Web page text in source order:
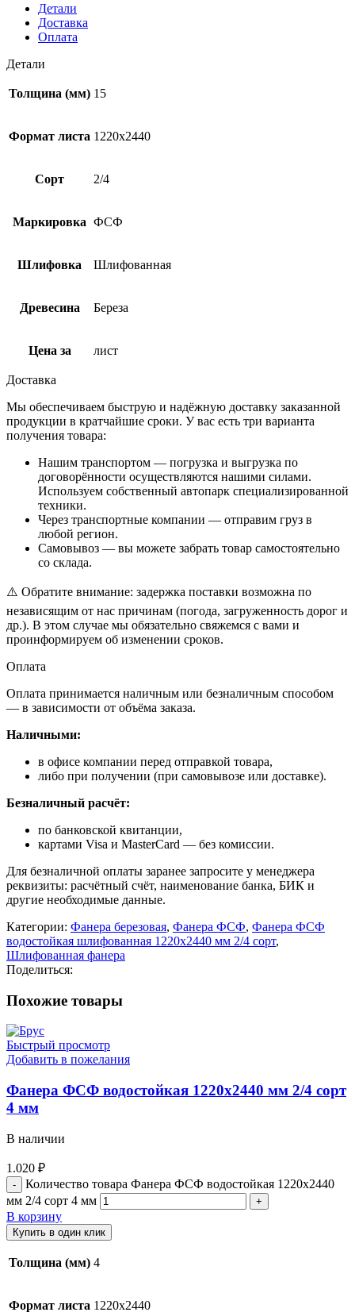
Детали
Доставка
Оплата
Детали
Толщина (мм) 15
Формат листа 1220х2440
Сорт 2/4
Маркировка ФСФ
Шлифовка Шлифованная
Древесина Береза
Цена за лист
Доставка
Мы обеспечиваем быструю и надёжную доставку заказанной
продукции в кратчайшие сроки. У вас есть три варианта
получения товара:
Нашим транспортом — погрузка и выгрузка по
договорённости осуществляются нашими силами.
Используем собственный автопарк специализированной
техники.
Через транспортные компании — отправим груз в
любой регион.
Самовывоз — вы можете забрать товар самостоятельно
со склада.
⚠️ Обратите внимание: задержка поставки возможна по
независящим от нас причинам (погода, загруженность дорог и
др.). В этом случае мы обязательно свяжемся с вами и
проинформируем об изменении сроков.
Оплата
Оплата принимается наличным или безналичным способом
— в зависимости от объёма заказа.
Наличными:
в офисе компании перед отправкой товара,
либо при получении (при самовывозе или доставке).
Безналичный расчёт:
по банковской квитанции,
картами Visa и MasterCard — без комиссии.
Для безналичной оплаты заранее запросите у менеджера
реквизиты: расчётный счёт, наименование банка, БИК и
другие необходимые данные.
Категории: Фанера березовая, Фанера ФСФ, Фанера ФСФ
водостойкая шлифованная 1220х2440 мм 2/4 сорт,
Шлифованная фанера
Поделиться:
Похожие товары
Быстрый просмотр
Добавить в пожелания
Фанера ФСФ водостойкая 1220х2440 мм 2/4 сорт
4 мм
В наличии
1.020 ₽
Количество товара Фанера ФСФ водостойкая 1220х2440
мм 2/4 сорт 4 мм
В корзину
Купить в один клик
Толщина (мм) 4
Формат листа 1220х2440